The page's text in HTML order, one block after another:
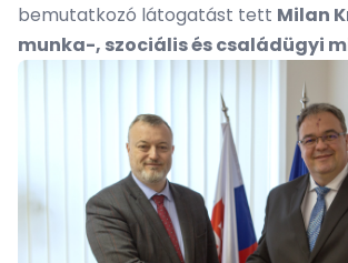
bemutatkozó látogatást tett Milan
munka-, szociális és családügyi